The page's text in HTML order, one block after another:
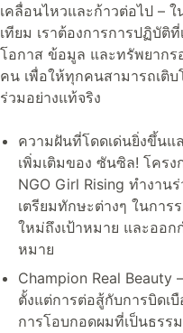
เคลื่อนไหวและก้าวต่อไป –
เทียม เราต้องการการปฏิบัติ
โอกาส ข้อมูล และทรัพยากร
คน เพื่อให้ทุกคนสามารถเติ
ร่วมอย่างแท้จริง
ความฝันที่โดดเด่นยิ่งขึ้นแ
เพิ่มเติมของ ซันซิล! โคร
NGO Girl Rising ทำงาน
เตรียมทักษะต่างๆ ในการ
ใหม่ถึงเป้าหมาย และออก
หมาย
Champion Real Beauty
ตั้งแต่การต่อสู้กับการบิดเ
การโอบกอดผมที่เป็นธรร